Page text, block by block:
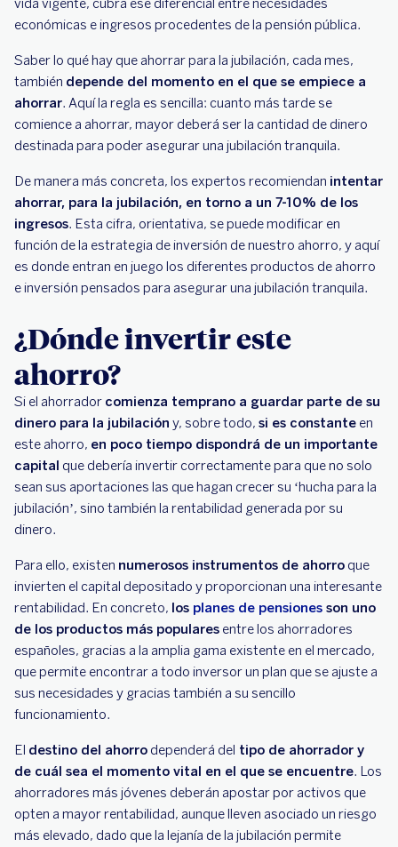
vida vigente, cubra ese diferencial entre necesidades
económicas e ingresos procedentes de la pensión pública.
Saber lo qué hay que ahorrar para la jubilación, cada mes,
también depende del momento en el que se empiece a
ahorrar. Aquí la regla es sencilla: cuanto más tarde se
comience a ahorrar, mayor deberá ser la cantidad de dinero
destinada para poder asegurar una jubilación tranquila.
De manera más concreta, los expertos recomiendan intentar
ahorrar, para la jubilación, en torno a un 7-10% de los
ingresos. Esta cifra, orientativa, se puede modificar en
función de la estrategia de inversión de nuestro ahorro, y aquí
es donde entran en juego los diferentes productos de ahorro
e inversión pensados para asegurar una jubilación tranquila.
¿Dónde invertir este
ahorro?
Si el ahorrador comienza temprano a guardar parte de su
dinero para la jubilación y, sobre todo, si es constante en
este ahorro, en poco tiempo dispondrá de un importante
capital que debería invertir correctamente para que no solo
sean sus aportaciones las que hagan crecer su ‘hucha para la
jubilación’, sino también la rentabilidad generada por su
dinero.
Para ello, existen numerosos instrumentos de ahorro que
invierten el capital depositado y proporcionan una interesante
rentabilidad. En concreto, los planes de pensiones son uno
de los productos más populares entre los ahorradores
españoles, gracias a la amplia gama existente en el mercado,
que permite encontrar a todo inversor un plan que se ajuste a
sus necesidades y gracias también a su sencillo
funcionamiento.
El destino del ahorro dependerá del tipo de ahorrador y
de cuál sea el momento vital en el que se encuentre. Los
ahorradores más jóvenes deberán apostar por activos que
opten a mayor rentabilidad, aunque lleven asociado un riesgo
más elevado, dado que la lejanía de la jubilación permite